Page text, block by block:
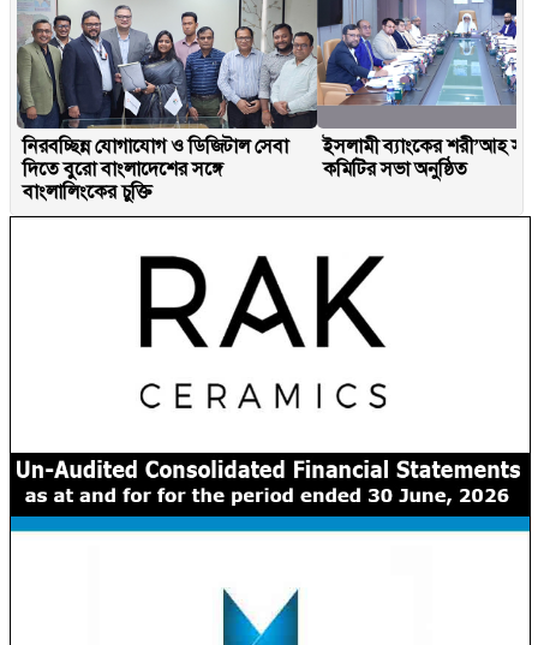
নিরবচ্ছিন্ন যোগাযোগ ও ডিজিটাল সেবা
দিতে বুরো বাংলাদেশের সঙ্গে
বাংলালিংকের চুক্তি
ইসলামী ব্যাংকের শরী’আহ
কমিটির সভা অনুষ্ঠিত